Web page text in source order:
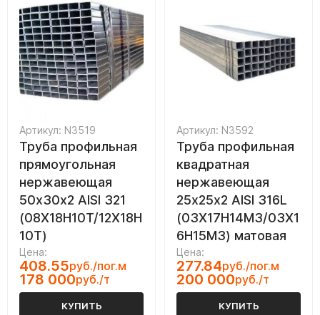
Артикул: N3519
Труба профильная
прямоугольная
нержавеющая
50х30х2 AISI 321
(08Х18Н10Т/12Х18Н
10Т)
Цена:
408.55руб./пог.м
178 000руб./т
КУПИТЬ
Артикул: N3592
Труба профильная
квадратная
нержавеющая
25х25х2 AISI 316L
(03Х17Н14М3/03Х1
6Н15М3) матовая
Цена:
277.84руб./пог.м
200 000руб./т
КУПИТЬ